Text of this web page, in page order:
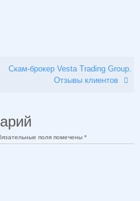
Скам-брокер Vesta Trading Group.
Отзывы клиентов
поля помечены *